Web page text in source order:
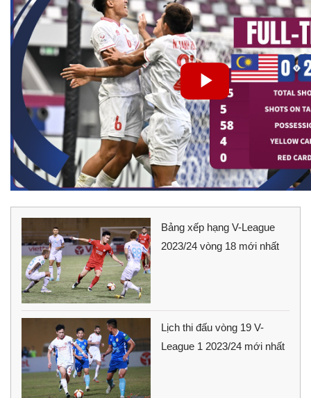
Bảng xếp hạng V-League
2023/24 vòng 18 mới nhất
Lịch thi đấu vòng 19 V-
League 1 2023/24 mới nhất